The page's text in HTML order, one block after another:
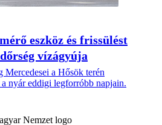
eszköz és frissülést
vízágyúja
Mercedesei a Hősök terén
nyár eddigi legforróbb napjain.